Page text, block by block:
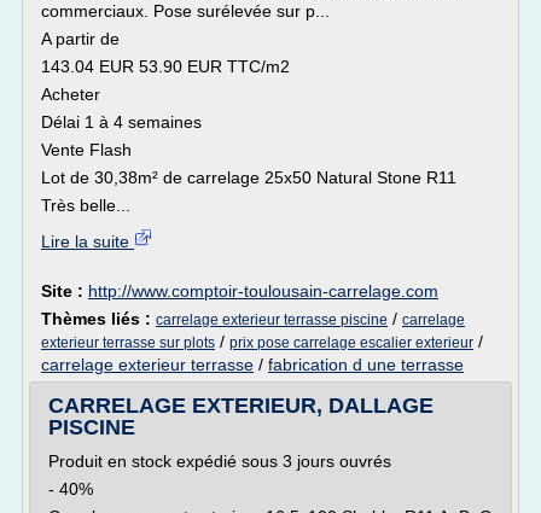
commerciaux. Pose surélevée sur p...
A partir de
143.04 EUR 53.90 EUR TTC/m2
Acheter
Délai 1 à 4 semaines
Vente Flash
Lot de 30,38m² de carrelage 25x50 Natural Stone R11
Très belle...
Lire la suite
Site : http://www.comptoir-toulousain-carrelage.com
Thèmes liés : carrelage exterieur terrasse piscine / carrelage
exterieur terrasse sur plots / prix pose carrelage escalier exterieur /
carrelage exterieur terrasse / fabrication d une terrasse
CARRELAGE EXTERIEUR, DALLAGE
PISCINE
Produit en stock expédié sous 3 jours ouvrés
- 40%